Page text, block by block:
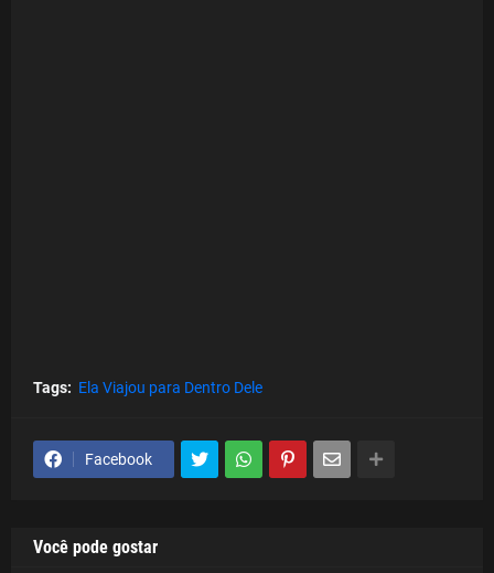
Tags: Ela Viajou para Dentro Dele
Facebook
Você pode gostar